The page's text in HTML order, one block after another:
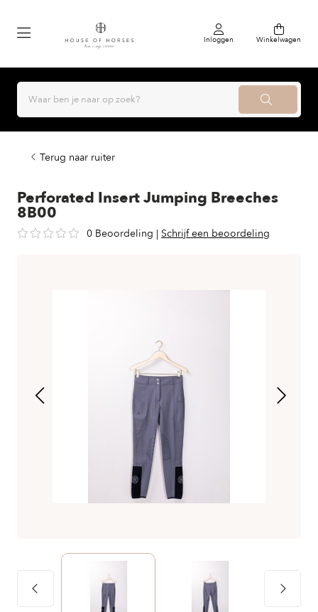
Inloggen Winkelwagen
Terug naar ruiter
Perforated Insert Jumping Breeches
8B00
0 Beoordeling | Schrijf een beoordeling